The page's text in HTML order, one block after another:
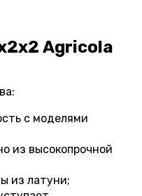
Agricola
с моделями
из высокопрочной
из латуни;